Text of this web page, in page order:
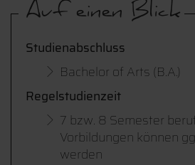
Auf einen Blick
Studienabschluss
Bachelor of Arts (B.A.)
Regelstudienzeit
7 bzw. 8 Semester
Vorbildungen können
werden